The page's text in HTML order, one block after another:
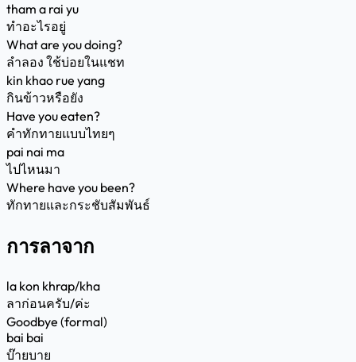
tham a rai yu
ทำอะไรอยู่
What are you doing?
ลำลอง ใช้บ่อยในแชท
kin khao rue yang
กินข้าวหรือยัง
Have you eaten?
คำทักทายแบบไทยๆ
pai nai ma
ไปไหนมา
Where have you been?
ทักทายและกระชับสัมพันธ์
การลาจาก
la kon khrap/kha
ลาก่อนครับ/ค่ะ
Goodbye (formal)
bai bai
บ๊ายบาย